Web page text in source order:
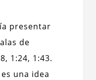
presentar
de
1:24, 1:43.
una idea